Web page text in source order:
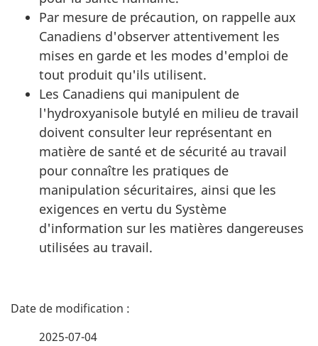
Par mesure de précaution, on rappelle aux
Canadiens d'observer attentivement les
mises en garde et les modes d'emploi de
tout produit qu'ils utilisent.
Les Canadiens qui manipulent de
l'hydroxyanisole butylé en milieu de travail
doivent consulter leur représentant en
matière de santé et de sécurité au travail
pour connaître les pratiques de
manipulation sécuritaires, ainsi que les
exigences en vertu du Système
d'information sur les matières dangereuses
utilisées au travail.
D
2025-07-04